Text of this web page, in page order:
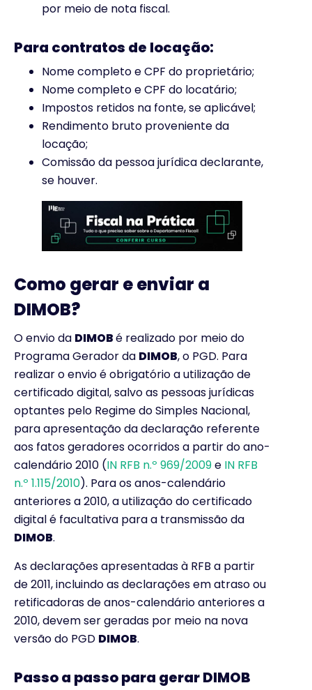
por meio de nota fiscal.
Para contratos de locação:
Nome completo e CPF do proprietário;
Nome completo e CPF do locatário;
Impostos retidos na fonte, se aplicável;
Rendimento bruto proveniente da
locação;
Comissão da pessoa jurídica declarante,
se houver.
Como gerar e enviar a
DIMOB?
O envio da DIMOBé realizado por meio do
Programa Gerador da DIMOB, o PGD. Para
realizar o envio é obrigatório a utilização de
certificado digital, salvo as pessoas jurídicas
optantes pelo Regime do Simples Nacional,
para apresentação da declaração referente
aos fatos geradores ocorridos a partir do ano-
calendário 2010 (IN RFB n.º 969/2009e IN RFB
n.º 1.115/2010). Para os anos-calendário
anteriores a 2010, a utilização do certificado
digital é facultativa para a transmissão da
DIMOB.
As declarações apresentadas à RFB a partir
de 2011, incluindo as declarações em atraso ou
retificadoras de anos-calendário anteriores a
2010, devem ser geradas por meio na nova
versão do PGD DIMOB.
Passo a passo para gerar DIMOB